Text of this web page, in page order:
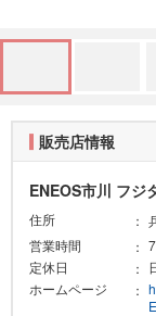
販売店情報
ENEOS市川 フジ
住所
営業時間
定休日
ホームページ